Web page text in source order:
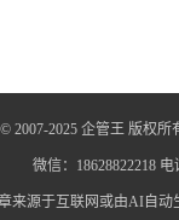
2007-2025 企管王 版权所
微信：18628822218
来源于互联网或由AI自